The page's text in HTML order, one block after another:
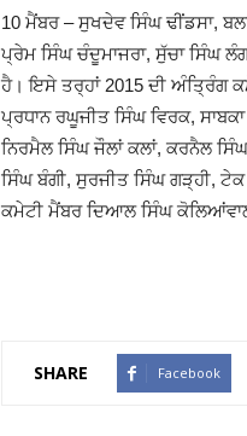
10 ਮੈਂਬਰ – ਸੁਖਦੇਵ ਸਿੰਘ ਢੀਂਡਸਾ,
ਪ੍ਰੇਮ ਸਿੰਘ ਚੰਦੂਮਾਜਰਾ, ਸੁੱਚਾ ਸਿੰਘ
ਹੈ। ਇਸੇ ਤਰ੍ਹਾਂ 2015 ਦੀ ਅੰਤ੍ਰਿੰਗ
ਪ੍ਰਧਾਨ ਰਘੂਜੀਤ ਸਿੰਘ ਵਿਰਕ,
ਨਿਰਮੈਲ ਸਿੰਘ ਜੌਲਾਂ ਕਲਾਂ, ਕਰਨੈਲ
ਸਿੰਘ ਬੰਗੀ, ਸੁਰਜੀਤ ਸਿੰਘ ਗੜ੍ਹੀ,
ਕਮੇਟੀ ਮੈਂਬਰ ਦਿਆਲ ਸਿੰਘ
SHARE Facebook